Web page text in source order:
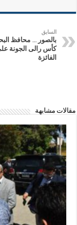
السابق
بالصور … محافظ
كأس رالى الجونة
الفائزة
مقالات مشابهة